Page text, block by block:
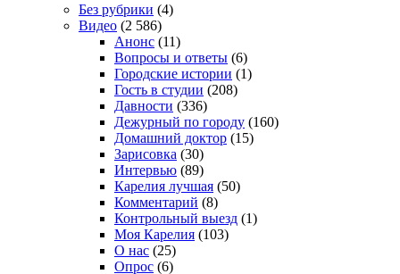
Без рубрики (4)
Видео (2 586)
Анонс (11)
Вопросы и ответы (6)
Городские истории (1)
Гость в студии (208)
Давности (336)
Дежурный по городу (160)
Домашний доктор (15)
Зарисовка (30)
Интервью (89)
Карелия лучшая (50)
Комментарий (8)
Контрольный выезд (1)
Моя Карелия (103)
О нас (25)
Опрос (6)